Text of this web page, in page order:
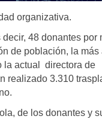
organizativa.
48 donantes por
de población, la más
la actual directora de
realizado 3.310
de los donantes y